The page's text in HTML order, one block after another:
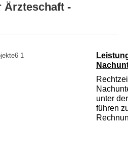
Ärzteschaft -
unter
führen